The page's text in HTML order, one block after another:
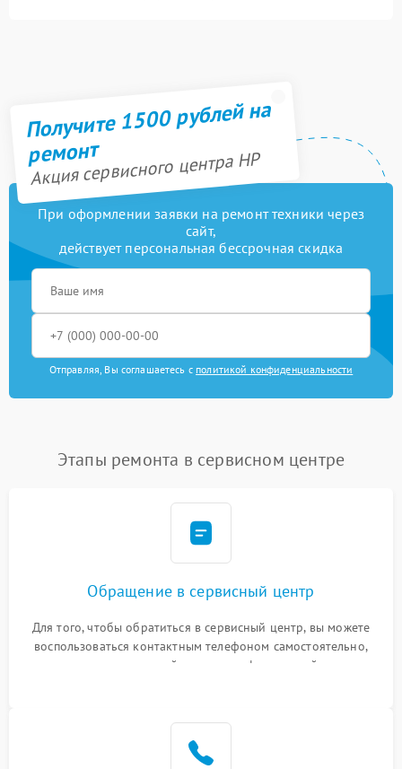
Получите 1500 рублей на
ремонт
Акция сервисного центра HP
При оформлении заявки на ремонт техники через
сайт,
действует персональная бессрочная скидка
Отправляя, Вы соглашаетесь с политикой конфиденциальности
Этапы ремонта в сервисном центре
Обращение в сервисный центр
Для того, чтобы обратиться в сервисный центр, вы можете
воспользоваться контактным телефоном самостоятельно,
или оставить свой номер телефона на сайте